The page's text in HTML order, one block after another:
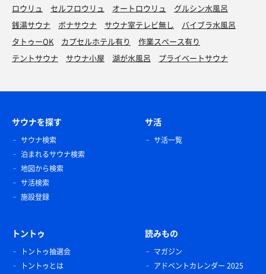
ロウリュ セルフロウリュ オートロウリュ
グルシン水風呂
銭湯サウナ
ボナサウナ サウナ室テレビ無し
バイブラ水風呂
タトゥーOK
カプセルホテル有り
作業スペース有り
テントサウナ
サウナ小屋 湖が水風呂 プライベートサウナ
サウナを探す
サウナ検索
泊まれるサウナ検索
地図から検索
サ活検索
施設登録
サ活
サ活一覧
トントゥ
トントゥ抽選会
トントゥとは
読みもの
マガジン
アドベントカレンダー 2025